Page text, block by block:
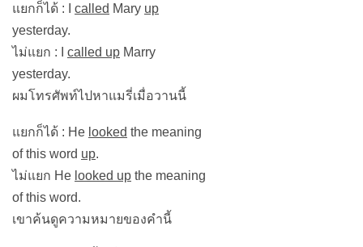
แยกก็ได้ : I called Mary up
yesterday.
ไม่แยก : I called up Marry
yesterday.
ผมโทรศัพท์ไปหาแมรี่เมื่อวานนี้
แยกก็ได้ : He looked the meaning
of this word up.
ไม่แยก He looked up the meaning
of this word.
เขาค้นดูความหมายของคำนี้